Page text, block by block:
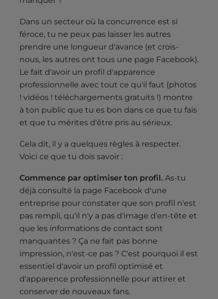
Dans un secteur où la concurrence est si
féroce, tu ne peux pas laisser les autres
prendre une longueur d'avance (et crois-
nous, les autres ont tous une page Facebook).
Le fait d'avoir un profil d'apparence
professionnelle avec tout ce qu'il faut (photos
! vidéos ! téléchargements gratuits !) montre
à ton public que tu es bon dans ce que tu fais
et que tu mérites d'être pris au sérieux.
Cela dit, il y a quelques règles à respecter.
Voici ce que tu dois savoir :
Commence par optimiser ton profil. As-tu
déjà consulté la page Facebook d'une
entreprise pour constater que son profil n'est
pas rempli, qu'il n'y a pas d'image d'en-tête et
que les informations de contact sont
manquantes ? Ça ne fait pas bonne
impression, n'est-ce pas ? C'est pourquoi il est
essentiel d'avoir un profil optimisé et
d'apparence professionnelle pour attirer et
conserver de nouveaux fans.